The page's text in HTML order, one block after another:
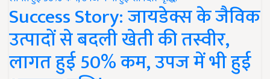
Success Story: जायडेक्स के जैविक
उत्पादों से बदली खेती की तस्वीर,
लागत हुई 50% कम, उपज में भी हुई